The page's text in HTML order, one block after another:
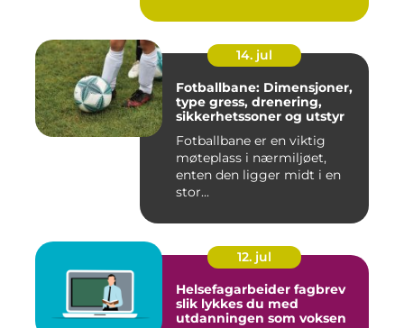
14. jul
Fotballbane: Dimensjoner,
type gress, drenering,
sikkerhetssoner og utstyr
Fotballbane er en viktig
møteplass i nærmiljøet,
enten den ligger midt i en
stor...
12. jul
Helsefagarbeider fagbrev
slik lykkes du med
utdanningen som voksen